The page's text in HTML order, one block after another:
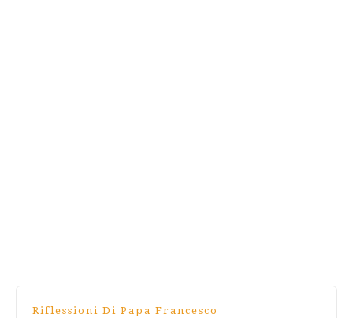
Riflessioni Di Papa Francesco